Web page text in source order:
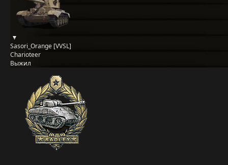
Sasori_Orange [VVSL]
Charioteer
Выжил